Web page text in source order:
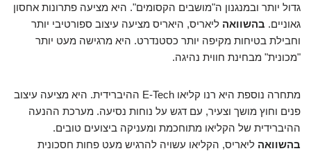
גדול יותר ובמנגנון ה"מושבים הקסומים". היא מציעה פתרונות אחסון
גאוניים. בהשוואה ליאריס, היאריס מציעה עיצוב ספורטיבי יותר
וחבילת בטיחות מקיפה יותר כסטנדרט. היא מרגישה מעט יותר
"מכונית" מבחינת חווית נהיגה.
מתחרה נוספת היא רנו קליאו E-Tech ההיברידית. היא מציעה עיצוב
פנים וחוץ מושך וצעיר, עם דגש על נוחות נסיעה. מערכת ההנעה
ההיברידית של הקליאו מתוחכמת ומעניקה ביצועים טובים.
בהשוואה ליאריס, הקליאו עשויה להרגיש מעט פחות חסכונית